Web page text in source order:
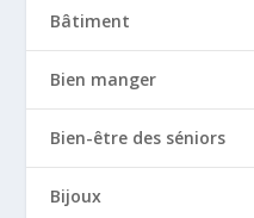
Bâtiment
Bien manger
Bien-être des séniors
Bijoux